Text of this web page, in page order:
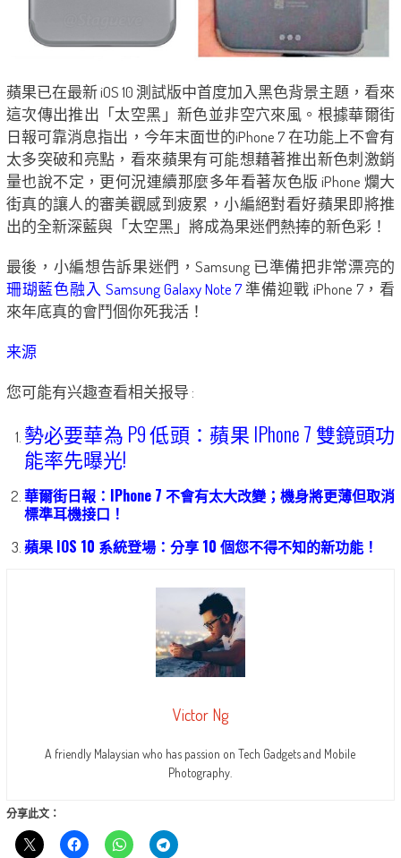
蘋果已在最新 iOS 10 測試版中首度加入黑色背景主題，看來
這次傳出推出「太空黑」新色並非空穴來風。根據華爾街
日報可靠消息指出，今年末面世的iPhone 7 在功能上不會有
太多突破和亮點，看來蘋果有可能想藉著推出新色刺激銷
量也說不定，更何況連續那麼多年看著灰色版 iPhone 爛大
街真的讓人的審美觀感到疲累，小編絕對看好蘋果即將推
出的全新深藍與「太空黑」將成為果迷們熱捧的新色彩！
最後，小編想告訴果迷們，Samsung 已準備把非常漂亮的
珊瑚藍色融入 Samsung Galaxy Note 7準備迎戰 iPhone 7，看
來年底真的會鬥個你死我活！
来源
您可能有兴趣查看相关报导 :
勢必要華為 P9 低頭：蘋果 IPhone 7 雙鏡頭功
能率先曝光!
華爾街日報：IPhone 7 不會有太大改變；機身將更薄但取消
標準耳機接口！
蘋果 IOS 10 系統登場：分享 10 個您不得不知的新功能！
Victor Ng
A friendly Malaysian who has passion on Tech Gadgets and Mobile
Photography.
分享此文：